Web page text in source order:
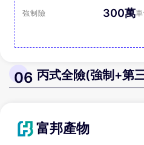
強制險 300萬
06 丙式全險(強制+第
富邦產物